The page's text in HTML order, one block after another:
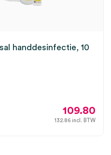
handdesinfectie, 10
109.80
132.86 incl. BTW